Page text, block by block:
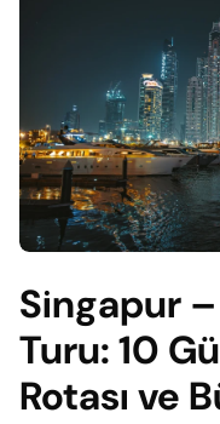
Singapur
Turu: 10
Rotası ve